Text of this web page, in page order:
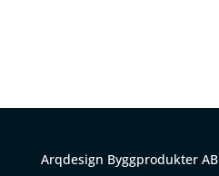
Arqdesign Byggprodukter AB